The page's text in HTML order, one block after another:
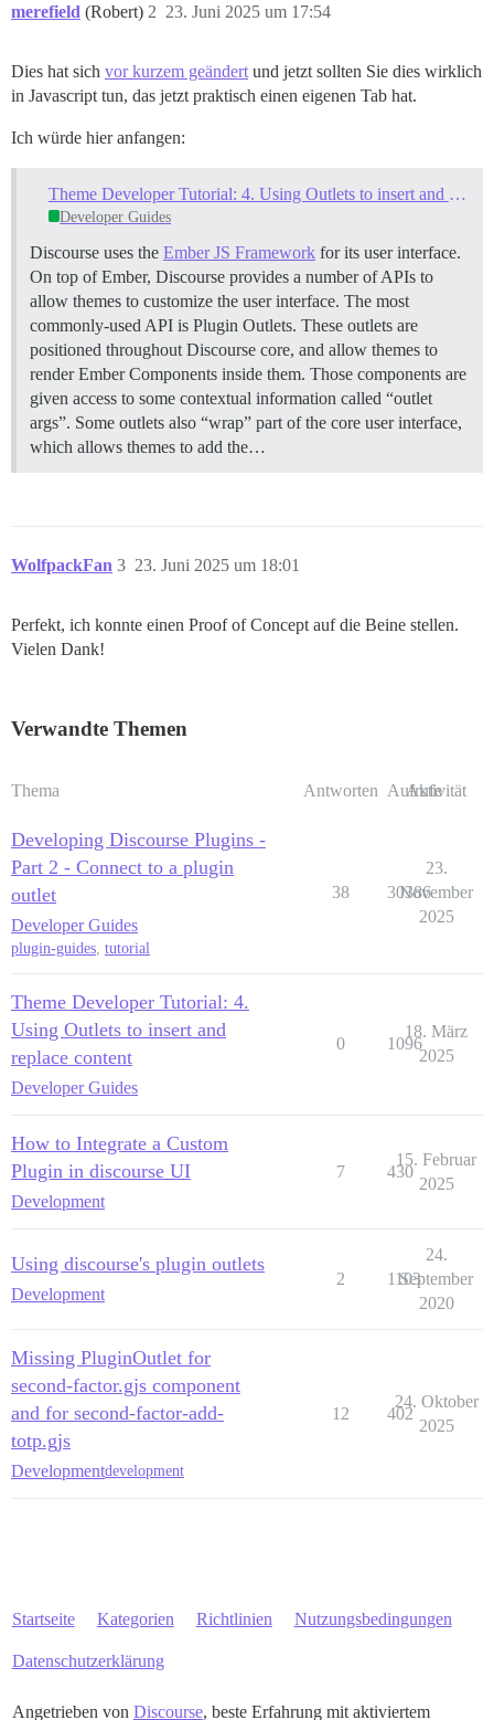
merefield (Robert) 23. Juni 2025 um 17:54
2
Dies hat sich vor kurzem geändert und jetzt sollten Sie dies wirklich
in Javascript tun, das jetzt praktisch einen eigenen Tab hat.
Ich würde hier anfangen:
Theme Developer Tutorial: 4. Using Outlets to insert and replace content
Developer Guides
Discourse uses the Ember JS Framework for its user interface.
On top of Ember, Discourse provides a number of APIs to
allow themes to customize the user interface. The most
commonly-used API is Plugin Outlets. These outlets are
positioned throughout Discourse core, and allow themes to
render Ember Components inside them. Those components are
given access to some contextual information called “outlet
args”. Some outlets also “wrap” part of the core user interface,
which allows themes to add the…
WolfpackFan 23. Juni 2025 um 18:01
3
Perfekt, ich konnte einen Proof of Concept auf die Beine stellen.
Vielen Dank!
Verwandte Themen
Thema Antworten Aufrufe
Aktivität
Developing Discourse Plugins -
Part 2 - Connect to a plugin
outlet
Developer Guides
plugin-guides tutorial
38 30386
23.
November
2025
Theme Developer Tutorial: 4.
Using Outlets to insert and
replace content
Developer Guides
0 1096
18. März
2025
How to Integrate a Custom
Plugin in discourse UI
Development
7 430
15. Februar
2025
Using discourse's plugin outlets
Development
2 1103
24.
September
2020
Missing PluginOutlet for
second-factor.gjs component
and for second-factor-add-
totp.gjs
Developmentdevelopment
12 402
24. Oktober
2025
Startseite Kategorien Richtlinien Nutzungsbedingungen
Datenschutzerklärung
Angetrieben von Discourse, beste Erfahrung mit aktiviertem